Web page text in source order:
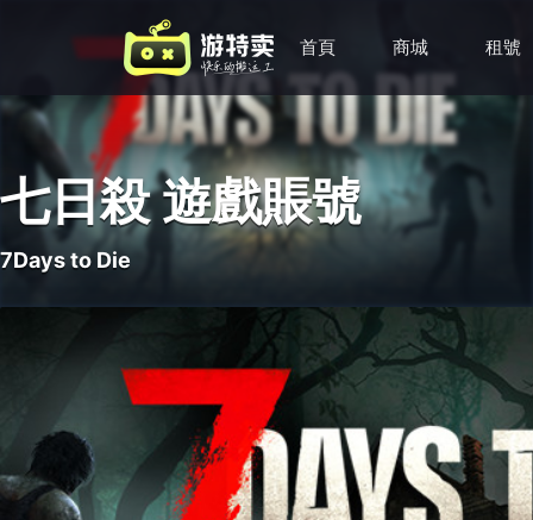
首頁 商城 租號
七日殺 遊戲賬號
7Days to Die